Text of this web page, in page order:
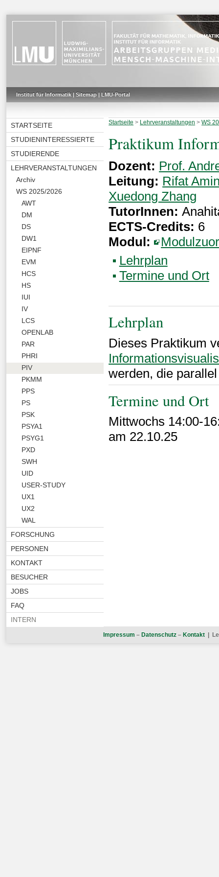
Institut für Informatik| Sitemap| LMU-Portal
STARTSEITE
STUDIENINTERESSIERTE
STUDIERENDE
LEHRVERANSTALTUNGEN
Archiv
WS 2025/2026
AWT
DM
DS
DW1
EIPNF
EVM
HCS
HS
IUI
IV
LCS
OPENLAB
PAR
PHRI
PIV
PKMM
PPS
PS
PSK
PSYA1
PSYG1
PXD
SWH
UID
USER-STUDY
UX1
UX2
WAL
FORSCHUNG
PERSONEN
KONTAKT
BESUCHER
JOBS
FAQ
INTERN
Startseite > Lehrveranstaltungen >WS
Praktikum
Dozent: Prof.
Leitung: Rifat
Xuedong Zhang
TutorInnen:
ECTS-Credits: 6
Modul:
Lehrplan
Termine und Ort
Lehrplan
Dieses Praktikum
werden, die
Termine und Ort
Mittwochs 14:00-
am 22.10.25
Impressum – Datenschutz – Kontakt |